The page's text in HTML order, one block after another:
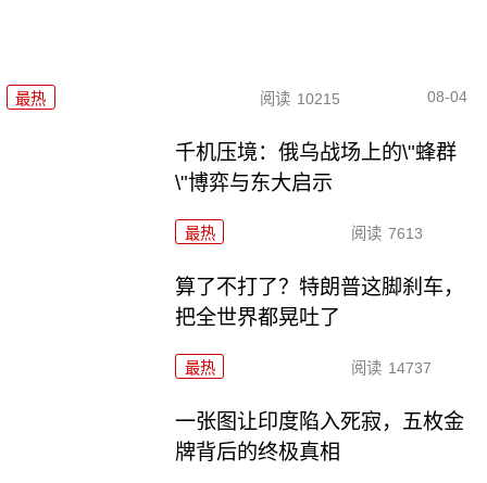
最热 阅读 10215 08-04
千机压境：俄乌战场上的\"蜂群
\"博弈与东大启示
最热 阅读 7613
算了不打了？特朗普这脚刹车，
把全世界都晃吐了
最热 阅读 14737
一张图让印度陷入死寂，五枚金
牌背后的终极真相